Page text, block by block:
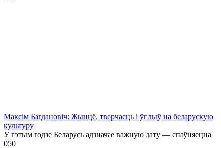
Максім Багдановіч: Жыццё, творчасць і ўплыў на беларускую
культуру
У гэтым годзе Беларусь адзначае важную дату — спаўняецца
050